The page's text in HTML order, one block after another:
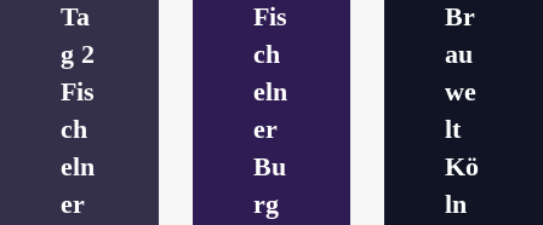
Ta
g 2
Fis
ch
eln
er
Fis
ch
eln
er
Bu
rg
Br
au
we
lt
Kö
ln